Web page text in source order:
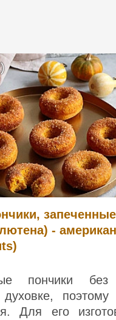
-
пончики без
Для его